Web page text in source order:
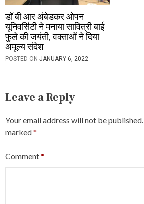
डॉ बी आर अंबेडकर ओपन
यूनिवर्सिटी ने मनाया सावित्री बाई
फुले की जयंती, वक्ताओं ने दिया
अमूल्य संदेश
POSTED ON JANUARY 6, 2022
Leave a Reply
Your email address will not be published.
marked*
Comment*